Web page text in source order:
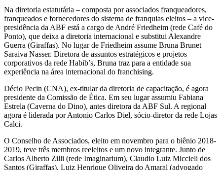
Na diretoria estatutária – composta por associados franqueadores,
franqueados e fornecedores do sistema de franquias eleitos – a vice-
presidência da ABF está a cargo de André Friedheim (rede Café do
Ponto), que deixa a diretoria internacional e substitui Alexandre
Guerra (Giraffas). No lugar de Friedheim assume Bruna Brunet
Saraiva Nasser. Diretora de assuntos estratégicos e projetos
corporativos da rede Habib’s, Bruna traz para a entidade sua
experiência na área internacional do franchising.
Décio Pecin (CNA), ex-titular da diretoria de capacitação, é agora
presidente da Comissão de Ética. Em seu lugar assumiu Fabiana
Estrela (Caverna do Dino), antes diretora da ABF Sul. A regional
agora é liderada por Antonio Carlos Diel, sócio-diretor da rede Lojas
Calci.
O Conselho de Associados, eleito em novembro para o biênio 2018-
2019, teve três membros reeleitos e um novo integrante. Junto de
Carlos Alberto Zilli (rede Imaginarium), Claudio Luiz Miccieli dos
Santos (Giraffas), Luiz Henrique Oliveira do Amaral (advogado